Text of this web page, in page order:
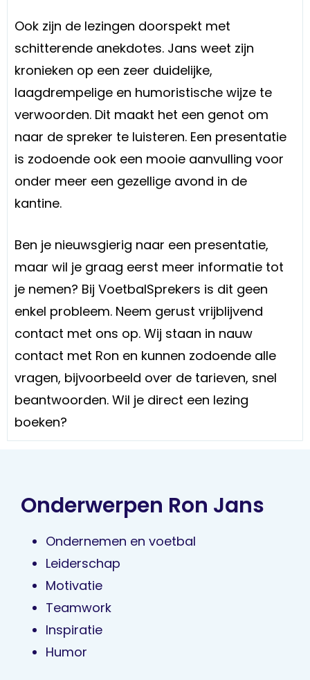
Ook zijn de lezingen doorspekt met
schitterende anekdotes. Jans weet zijn
kronieken op een zeer duidelijke,
laagdrempelige en humoristische wijze te
verwoorden. Dit maakt het een genot om
naar de spreker te luisteren. Een presentatie
is zodoende ook een mooie aanvulling voor
onder meer een gezellige avond in de
kantine.
Ben je nieuwsgierig naar een presentatie,
maar wil je graag eerst meer informatie tot
je nemen? Bij VoetbalSprekers is dit geen
enkel probleem. Neem gerust vrijblijvend
contact met ons op. Wij staan in nauw
contact met Ron en kunnen zodoende alle
vragen, bijvoorbeeld over de tarieven, snel
beantwoorden. Wil je direct een lezing
boeken?
Onderwerpen Ron Jans
Ondernemen en voetbal
Leiderschap
Motivatie
Teamwork
Inspiratie
Humor